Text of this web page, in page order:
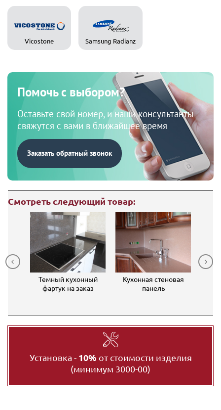
Vicostone Samsung Radianz
Помочь с выбором?
Оставьте свой номер, и наши консультанты
свяжутся с вами в ближайшее время
Заказать обратный звонок
Смотреть следующий товар:
Темный кухонный
фартук на заказ
Кухонная стеновая
панель
Установка - 10% от стоимости изделия
(минимум 3000-00)